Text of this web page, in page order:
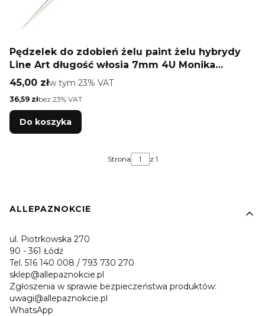
Pędzelek do zdobień żelu paint żelu hybrydy
Line Art długość włosia 7mm 4U Monika
Mielniczuk
Cena brutto
45,00 złw tym %s VAT
w tym 23% VAT
Cena netto
36,59 złbez 23% VAT
Do koszyka
Strona z 1
Linki w stopce
ALLEPAZNOKCIE
ul. Piotrkowska 270
90 - 361 Łódź
Tel. 516 140 008 / 793 730 270
sklep@allepaznokcie.pl
Zgłoszenia w sprawie bezpieczeństwa produktów:
uwagi@allepaznokcie.pl
WhatsApp